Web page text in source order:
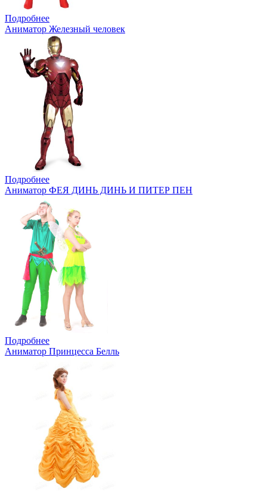
Подробнее
Аниматор Железный человек
Подробнее
Аниматор ФЕЯ ДИНЬ ДИНЬ И ПИТЕР ПЕН
Подробнее
Аниматор Принцесса Белль